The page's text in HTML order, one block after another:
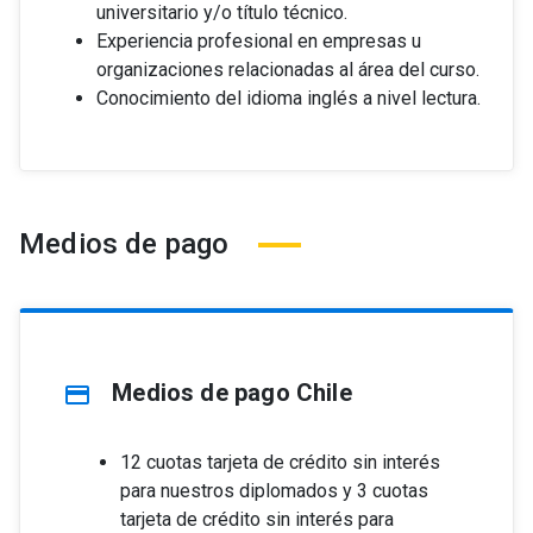
universitario y/o título técnico.
Experiencia profesional en empresas u
organizaciones relacionadas al área del curso.
Conocimiento del idioma inglés a nivel lectura.
Medios de pago
credit_card Medios de pago Chile
12 cuotas tarjeta de crédito sin interés
para nuestros diplomados y 3 cuotas
tarjeta de crédito sin interés para